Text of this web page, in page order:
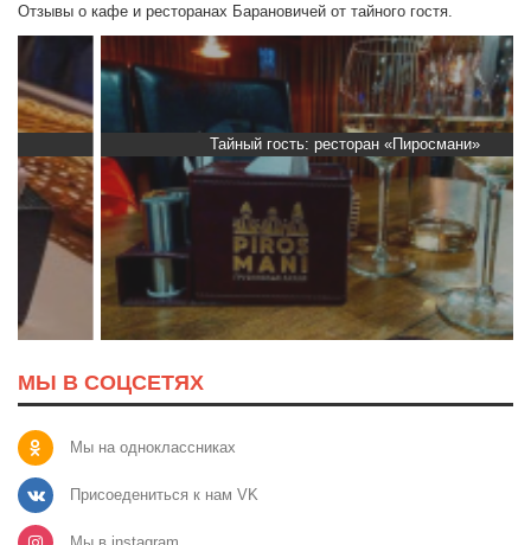
Отзывы о кафе и ресторанах Барановичей от тайного гостя.
Тайный гость: ресторан «Пиросмани»
МЫ В СОЦСЕТЯХ
Мы на одноклассниках
Присоедениться к нам VK